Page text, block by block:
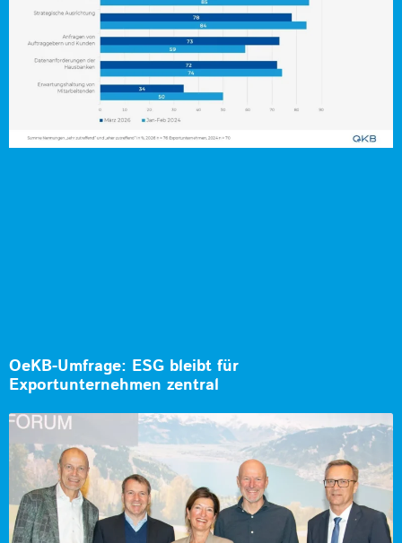
OeKB-Umfrage: ESG bleibt für
Exportunternehmen zentral